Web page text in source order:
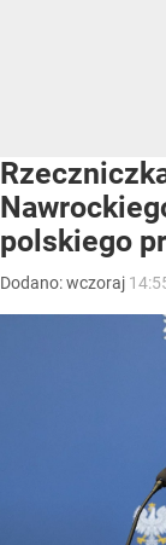
polskiego
Dodano:wczoraj